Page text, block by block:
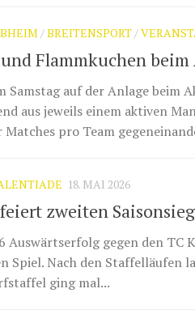
/BREITENSPORT /
und Flammkuchen
Samstag auf der Anlage
aus jeweils einem aktiven
pro Team
18. MAI 2026
zweiten Saisonsieg
Auswärtserfolg gegen den TC
Spiel. Nach den Staffelläufen
ging mal...